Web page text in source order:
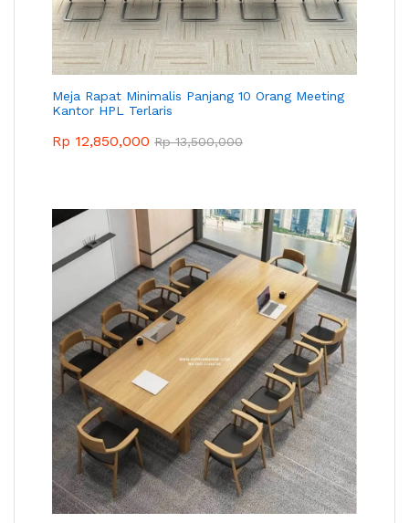
Meja Rapat Minimalis Panjang 10 Orang Meeting
Kantor HPL Terlaris
Rp 12,850,000 Rp13,500,000